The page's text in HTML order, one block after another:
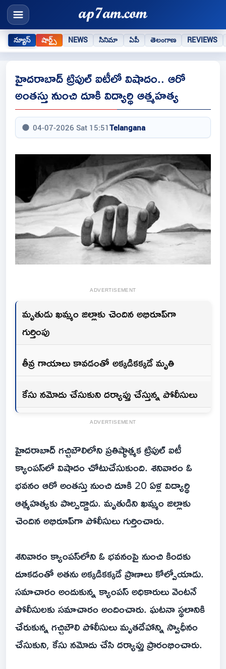
న్యూస్ షార్ట్స్ NEWS సినిమా ఏపీ తెలంగాణ REVIEWS
హైదరాబాద్ ట్రిపుల్ ఐటీలో విషాదం.. ఆరో
అంతస్తు నుంచి దూకి విద్యార్థి ఆత్మహత్య
04-07-2026 Sat 15:51Telangana
ADVERTISEMENT
మృతుడు ఖమ్మం జిల్లాకు చెందిన అభిరూప్‌గా
గుర్తింపు
తీవ్ర గాయాలు కావడంతో అక్కడికక్కడే మృతి
కేసు నమోదు చేసుకుని దర్యాప్తు చేస్తున్న పోలీసులు
ADVERTISEMENT
హైదరాబాద్‌ గచ్చిబౌలిలోని ప్రతిష్ఠాత్మక ట్రిపుల్ ఐటీ
క్యాంపస్‌లో విషాదం చోటుచేసుకుంది. శనివారం ఓ
భవనం ఆరో అంతస్తు నుంచి దూకి 20 ఏళ్ల విద్యార్థి
ఆత్మహత్యకు పాల్పడ్డాడు. మృతుడిని ఖమ్మం జిల్లాకు
చెందిన అభిరూప్‌గా పోలీసులు గుర్తించారు.
శనివారం క్యాంపస్‌లోని ఓ భవనంపై నుంచి కిందకు
దూకడంతో అతను అక్కడికక్కడే ప్రాణాలు కోల్పోయాడు.
సమాచారం అందుకున్న క్యాంపస్ అధికారులు వెంటనే
పోలీసులకు సమాచారం అందించారు. ఘటనా స్థలానికి
చేరుకున్న గచ్చిబౌలి పోలీసులు మృతదేహాన్ని స్వాధీనం
చేసుకుని, కేసు నమోదు చేసి దర్యాప్తు ప్రారంభించారు.